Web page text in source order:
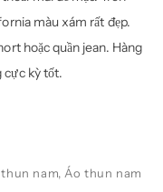
màu xám rất đẹp.
hoặc quần jean. Hàng
cực kỳ tốt.
nam,Áo thun nam